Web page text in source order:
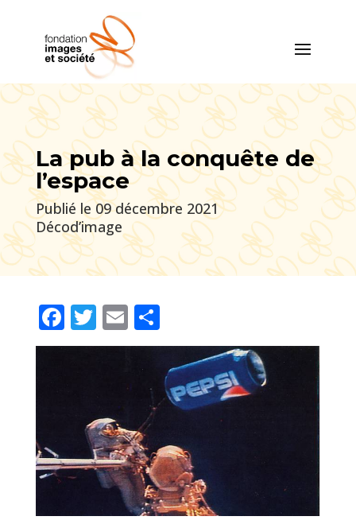
La pub à la conquête de
l’espace
Publié le 09 décembre 2021
Décod’image
Facebook
Twitter
EmailPartager